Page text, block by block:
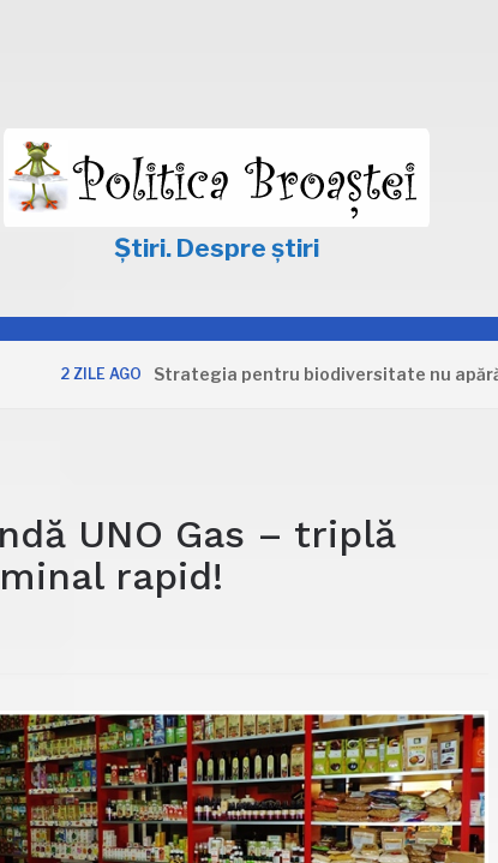
Știri. Despre știri
AGO Strategia pentru biodiversitate nu apără
UNO Gas – triplă
rapid!